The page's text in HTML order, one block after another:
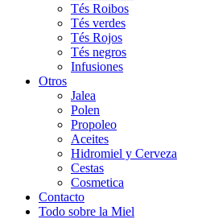
Tés Roibos
Tés verdes
Tés Rojos
Tés negros
Infusiones
Otros
Jalea
Polen
Propoleo
Aceites
Hidromiel y Cerveza
Cestas
Cosmetica
Contacto
Todo sobre la Miel